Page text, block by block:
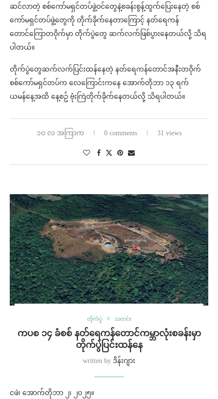
ဆင်လာတဲ့ စစ်ကော်မရှင်တပ်ဖွဲ့ဝင်တွေနဲ့စခန်းစွန့်ထွက်ပြေးနေတဲ့ စစ်
ကော်မရှင်တပ်ဖွဲ့တွေကို တိုက်ခိုက်နေတာကြောင့် နတ်ရေကန်
တောင်ကြောတဝိုက်မှာ တိုက်ပွဲတွေ ဆက်လက်ဖြစ်ပွားနေတယ်လို့ သိရ
ပါတယ်။
တိုက်ပွဲတွေဆက်လက်ပြင်းထန်နေတဲ့ နတ်ရေကန်တောင်အနီးတဝိုက်
စစ်ကော်မရှင်တပ်က လေကြောင်းကနေ အောက်တိုဘာ ၁၃ ရက်
ယမန်နေ့အထိ နေ့စဥ် ဗုံးကြဲတိုက်ခိုက်နေတယ်လို့ သိရပါတယ်။
၁၀ လ အကြာက 0 comments 31 views
တိုက်ပွဲ သတင်း
ကပစ ၁၄ ခံစစ် နတ်ရေကန်တောင်ကမ္ဘာလုံးစခန်းမှာ
တိုက်ပွဲပြင်းထန်နေ
written by ဒိန်းဂျား
ငဖဲ၊ အောက်တိုဘာ ၂၊ ၂၀၂၅။